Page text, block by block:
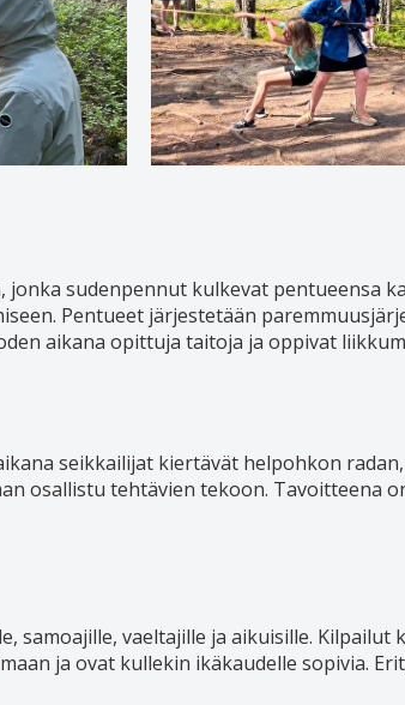
sudenpennut kulkevat pentueensa
Pentueet järjestetään
aikana opittuja taitoja ja oppivat
seikkailijat kiertävät helpohkon
osallistu tehtävien tekoon. Tavoitteena
vaeltajille ja aikuisille. Kilpailut
ja ovat kullekin ikäkaudelle sopivia.